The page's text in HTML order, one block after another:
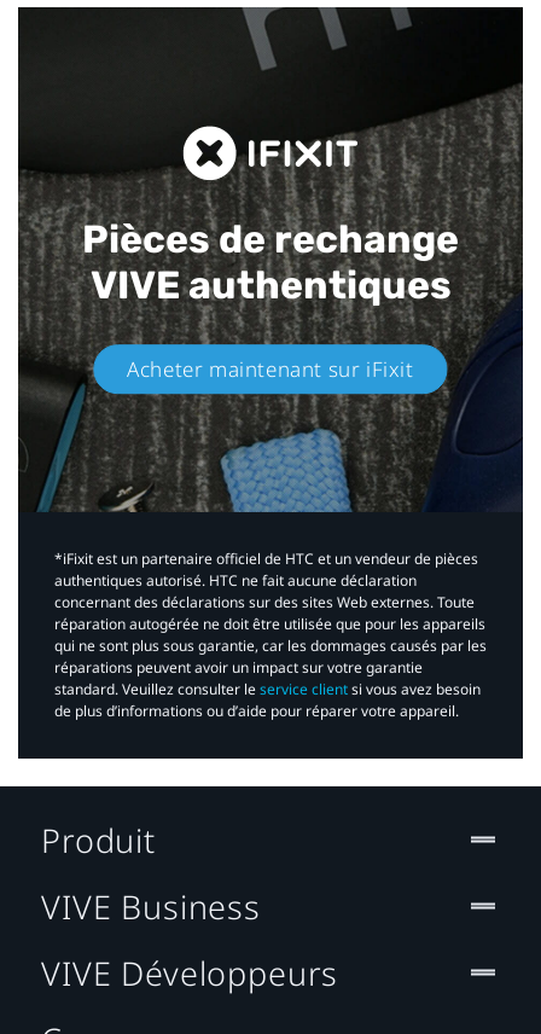
Pièces de rechange
VIVE authentiques​
Acheter maintenant sur iFixit​
*iFixit est un partenaire officiel de HTC et un vendeur de pièces
authentiques autorisé. HTC ne fait aucune déclaration
concernant des déclarations sur des sites Web externes. Toute
réparation autogérée ne doit être utilisée que pour les appareils
qui ne sont plus sous garantie, car les dommages causés par les
réparations peuvent avoir un impact sur votre garantie
standard. Veuillez consulter leservice clientsi vous avez besoin
de plus d’informations ou d’aide pour réparer votre appareil.​
Produit
VIVE Business
VIVE Développeurs